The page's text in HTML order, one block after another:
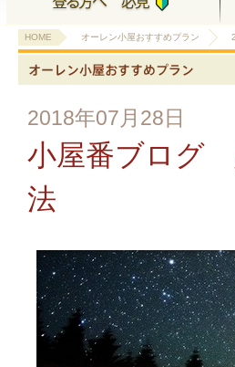
HOME オーレン小屋おすすめプラン
2018年07月28日
小屋番ブログ
法